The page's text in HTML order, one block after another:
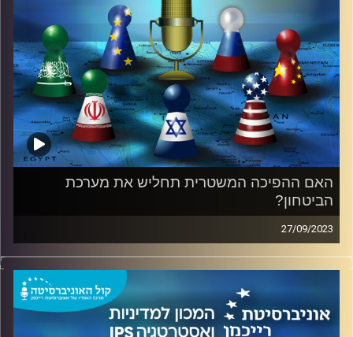
האם ההפיכה המשטרית תחליש את מערכת
הביטחון?
27/09/2023
בהשתתפות: ליאור אקרמן, ראש תחום החוסן הלאומי במכון
למדיניות ואסטרטגיה באוניברסיטת רייכמן
בהנחיית: עודד ליאופולד שחקן ומוסיקאי, מומחה לגישור
וניהול משברים.